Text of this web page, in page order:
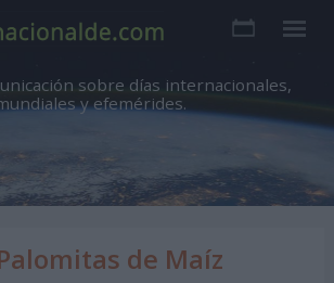
sobre días internacionales,
y efemérides.
de Maíz